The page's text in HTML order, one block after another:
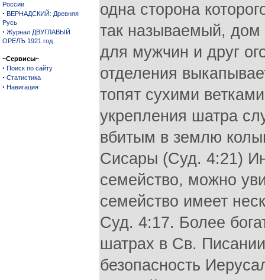
России
· ВЕРНАДСКИЙ: Древняя
Русь
· Журнал ДВУГЛАВЫЙ
ОРЕЛЪ 1921 год
~Сервисы~
· Поиск по сайту
· Статистика
· Навигация
одна сторона
так называемый, дом
для мужчин и друг
отделения
топят сухими
укрепления шатра
вбитым в землю
Сисары (Суд. 4:21)
семейство, можно
семейство имеет
Суд. 4:17. Более
шатрах в Св.
безопасность